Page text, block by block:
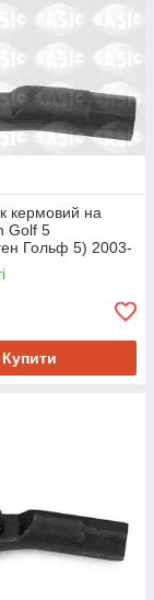
кермовий на
Golf 5
Гольф 5) 2003-
9006637
Купити